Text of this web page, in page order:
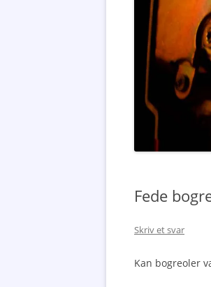
Fede
Skriv et svar
Kan bogreoler